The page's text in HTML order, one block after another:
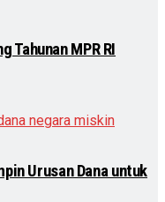
Tahunan MPR RI
Urusan Dana untuk